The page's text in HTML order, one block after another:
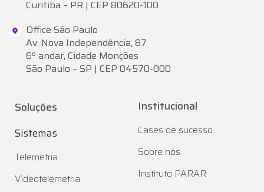
Curitiba – PR | CEP 80620-100
Office São Paulo
Av. Nova Independência, 87
6º andar, Cidade Monções
São Paulo – SP | CEP 04570-000
Soluções
Sistemas
Telemetria
Vídeotelemetria
Institucional
Cases de sucesso
Sobre nós
Instituto PARAR